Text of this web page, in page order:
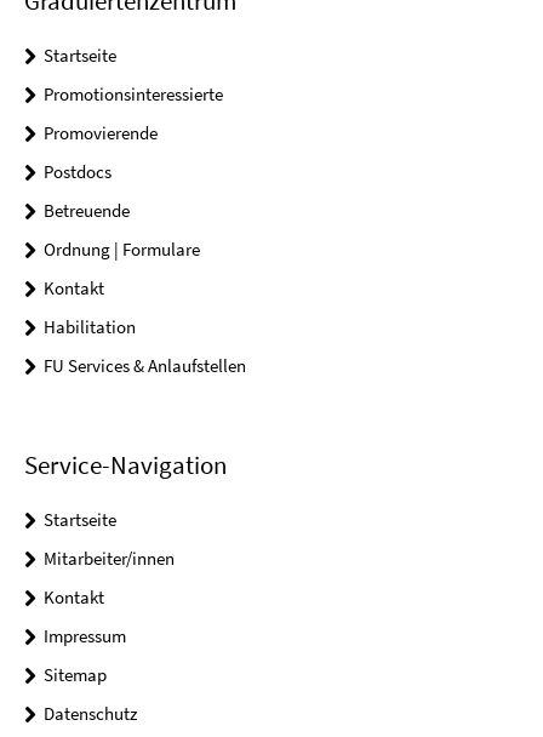
Startseite
Promotionsinteressierte
Promovierende
Postdocs
Betreuende
Ordnung | Formulare
Kontakt
Habilitation
FU Services & Anlaufstellen
Service-Navigation
Startseite
Mitarbeiter/innen
Kontakt
Impressum
Sitemap
Datenschutz